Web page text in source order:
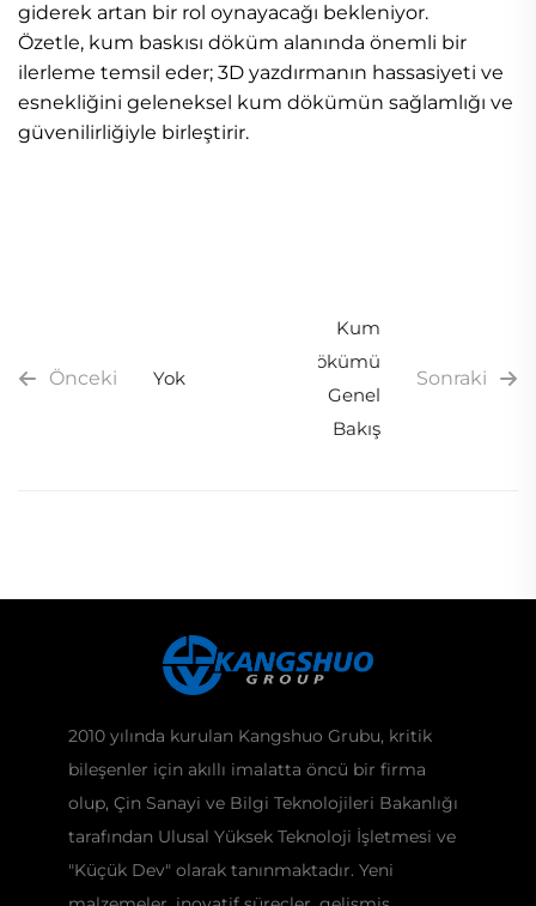
giderek artan bir rol oynayacağı bekleniyor.
Özetle, kum baskısı döküm alanında önemli bir
ilerleme temsil eder; 3D yazdırmanın hassasiyeti ve
esnekliğini geleneksel kum dökümün sağlamlığı ve
güvenilirliğiyle birleştirir.
Önceki Yok Sonraki
Kum
Dökümü
Genel
Bakış
2010 yılında kurulan Kangshuo Grubu, kritik
bileşenler için akıllı imalatta öncü bir firma
olup, Çin Sanayi ve Bilgi Teknolojileri Bakanlığı
tarafından Ulusal Yüksek Teknoloji İşletmesi ve
"Küçük Dev" olarak tanınmaktadır. Yeni